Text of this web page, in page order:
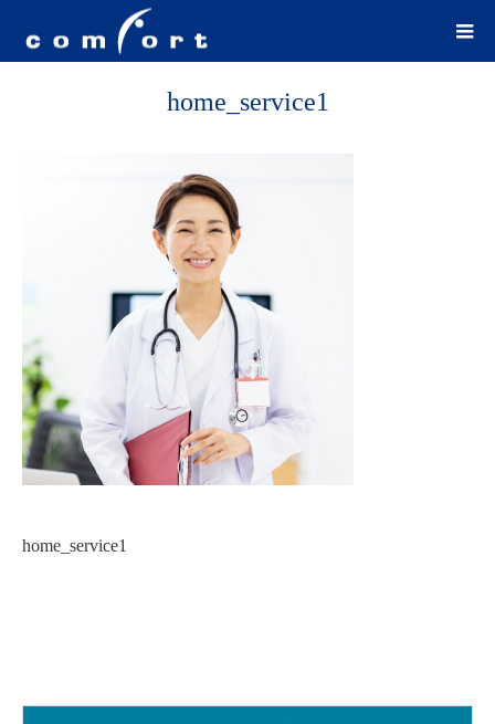
home_service1
home_service1